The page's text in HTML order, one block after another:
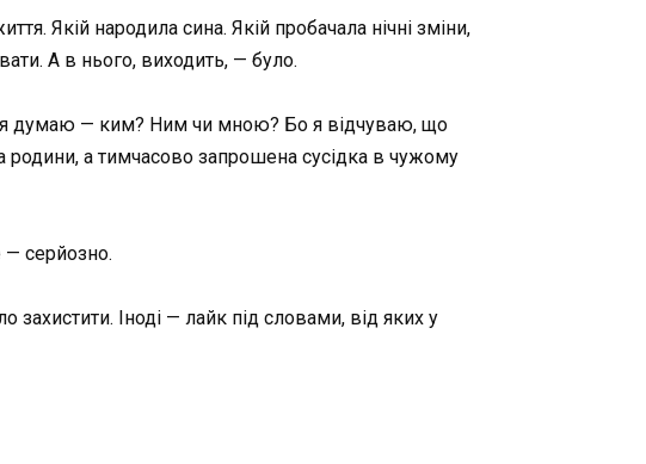
Якій народила сина. Якій пробачала нічні зміни,
А в нього, виходить, — було.
я думаю — ким? Ним чи мною? Бо я відчуваю, що
а тимчасово запрошена сусідка в чужому
серйозно.
Іноді — лайк під словами, від яких у